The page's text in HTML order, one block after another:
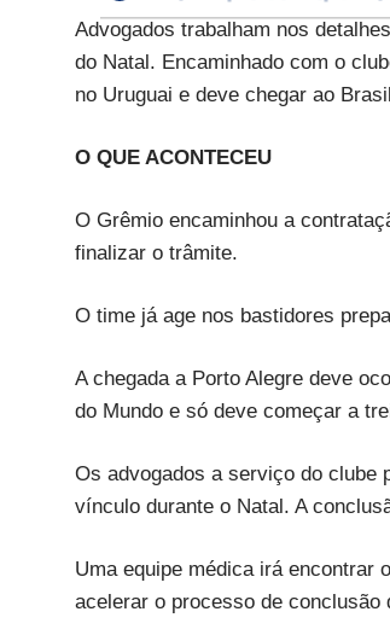
Advogados trabalham nos
do Natal. Encaminhado com o
no Uruguai e deve chegar ao
O QUE ACONTECEU
O Grêmio encaminhou a
finalizar o trâmite.
O time já age nos bastidores
A chegada a Porto Alegre deve
do Mundo e só deve começar a
Os advogados a serviço do clube
vínculo durante o Natal. A
Uma equipe médica irá encontrar
acelerar o processo de conclusão